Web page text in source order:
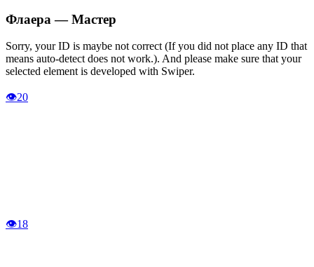
Флаера —Мастер
Sorry, your ID is maybe not correct (If you did not place any ID that
means auto-detect does not work.). And please make sure that your
selected element is developed with Swiper.
👁20
👁18